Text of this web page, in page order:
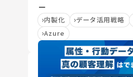
－
内製化 データ活用戦略
Azure